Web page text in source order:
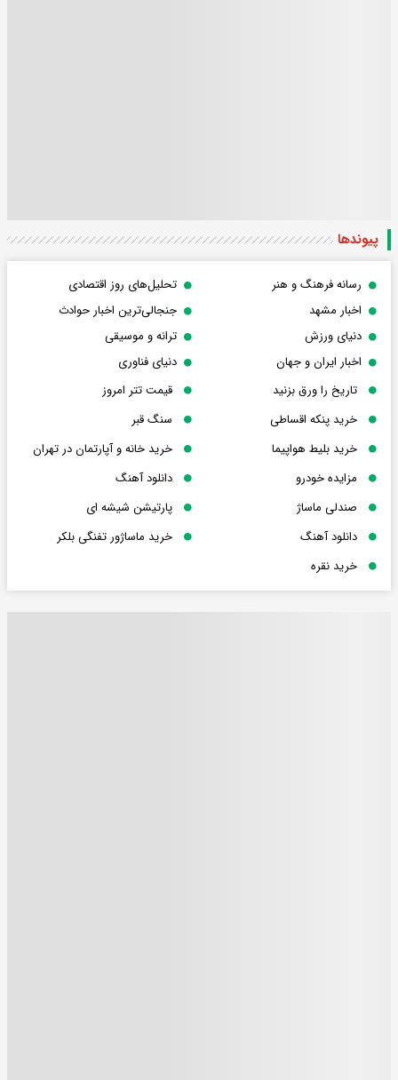
پیوندها
رسانه فرهنگ و هنر
تحلیل‌های روز اقتصادی
اخبار مشهد
جنجالی‌ترین اخبار حوادث
دنیای ورزش
ترانه و موسیقی
اخبار ایران و جهان
دنیای فناوری
تاریخ را ورق بزنید
قیمت تتر امروز
خرید پنکه اقساطی
سنگ قبر
خرید بلیط هواپیما
خرید خانه و آپارتمان در تهران
مزایده خودرو
دانلود آهنگ
صندلی ماساژ
پارتیشن شیشه ای
دانلود آهنگ
خرید ماساژور تفنگی بلکر
خرید نقره